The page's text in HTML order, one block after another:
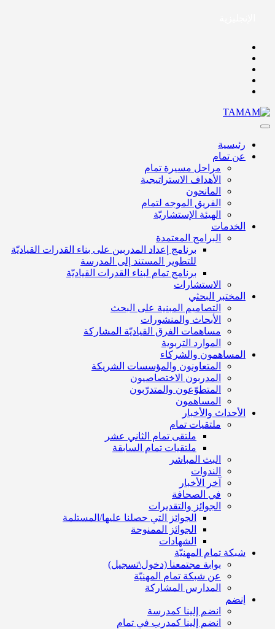
رئيسية
عن تمام
مراحل مسيرة تمام
الأهداف الاستراتيجية
المانحون
الفريق الموجه لتمام
الهيئة الإستشاريّة
الخدمات
البرامج المعتمدة
برنامج إعداد المدربين على بناء القدرات القياديّة
للتطوير المستند إلى المدرسة
برنامج تمام لبناء القدرات القياديّة
الاستشارات
المختبر البحثي
التصاميم المبنية على البحث
الأبحاث والمنشورات
مساهمات الفرق القياديّة المشاركة
الموارد التربوية
المساهمون والشركاء
المتعاونون والمؤسسات الشريكة
المدربون الاختصاصيون
المتطوّعون والمتدرّبون
المساهمون
الأحداث والأخبار
ملتقيات تمام
ملتقى تمام الثاني عشر
ملتقيات تمام السابقة
البث المباشر
الندوات
آخر الأخبار
في الصحافة
الجوائز والتقديرات
الجوائز التي حصلنا عليها/المستلمة
الجوائز الممنوحة
الشهادات
شبكة تمام المهنيّة
بوابة مجتمعنا (دخول\تسجيل)
عن شبكة تمام المهنيّة
المدارس المشاركة
إنضم
انضم إلينا كمدرسة
انضم إلينا كمدرب في تمام